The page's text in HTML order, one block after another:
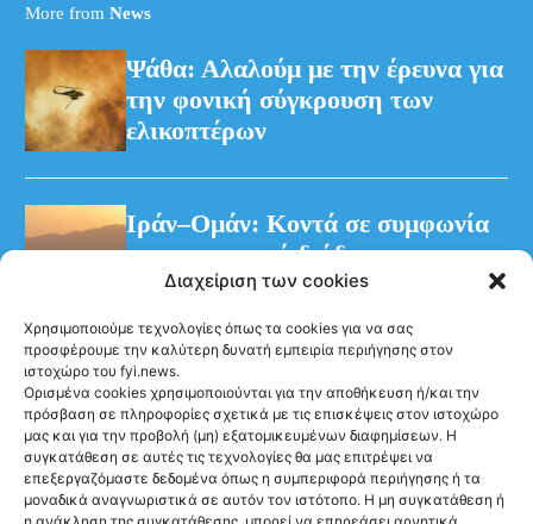
Διαχείριση των cookies
Χρησιμοποιούμε τεχνολογίες όπως τα cookies για να σας
προσφέρουμε την καλύτερη δυνατή εμπειρία περιήγησης στον
ιστοχώρο του fyi.news.
Ορισμένα cookies χρησιμοποιούνται για την αποθήκευση ή/και την
πρόσβαση σε πληροφορίες σχετικά με τις επισκέψεις στον ιστοχώρο
μας και για την προβολή (μη) εξατομικευμένων διαφημίσεων. Η
συγκατάθεση σε αυτές τις τεχνολογίες θα μας επιτρέψει να
επεξεργαζόμαστε δεδομένα όπως η συμπεριφορά περιήγησης ή τα
μοναδικά αναγνωριστικά σε αυτόν τον ιστότοπο. Η μη συγκατάθεση ή
More from News
Ψάθα: Αλαλούμ με την έρευνα για
την φονική σύγκρουση των
ελικοπτέρων
Ιράν–Ομάν: Κοντά σε συμφωνία
για προσωρινό διάδρομο στα
Στενά του Ορμούζ
Ακολούθησέ μας